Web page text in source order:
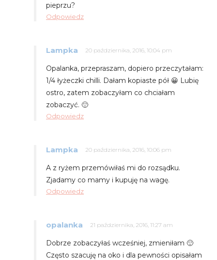
pieprzu?
Odpowiedz
Lampka 20 października, 2016, 10:04 pm
Opalanka, przepraszam, dopiero przeczytałam:
1/4 łyżeczki chilli. Dałam kopiaste pół 😀 Lubię
ostro, zatem zobaczyłam co chciałam
zobaczyć. 🙂
Odpowiedz
Lampka 20 października, 2016, 10:06 pm
A z ryżem przemówiłaś mi do rozsądku.
Zjadamy co mamy i kupuję na wagę.
Odpowiedz
opalanka 21 października, 2016, 11:27 am
Dobrze zobaczyłaś wcześniej, zmieniłam 🙂
Często szacuję na oko i dla pewności opisałam